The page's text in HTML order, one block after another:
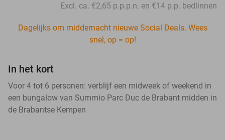
Excl. ca. €2,65 p.p.p.n. en €14 p.p. bedlinnen
Dagelijks om middernacht nieuwe Social Deals. Wees
snel, op = op!
In het kort
Voor 4 tot 6 personen: verblijf een midweek of weekend in
een bungalow van Summio Parc Duc de Brabant midden in
de Brabantse Kempen